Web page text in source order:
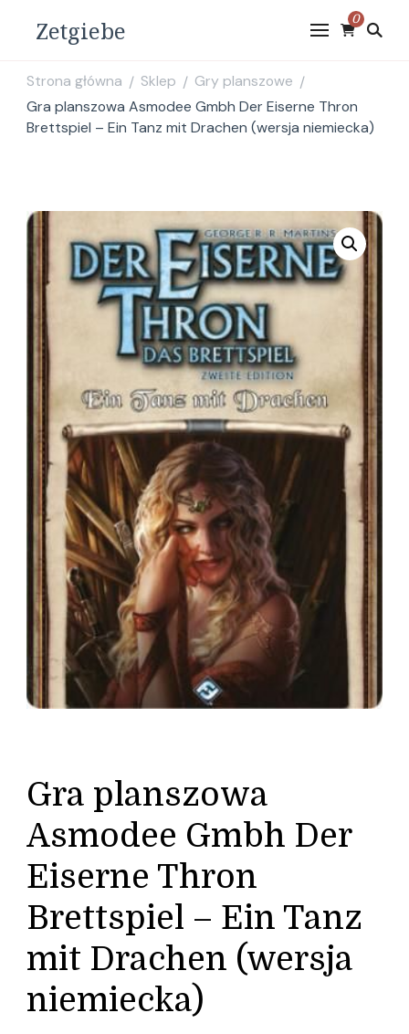
Zetgiebe 0
Strona główna / Sklep / Gry planszowe /
Gra planszowa Asmodee Gmbh Der Eiserne Thron
Brettspiel – Ein Tanz mit Drachen (wersja niemiecka)
Gra planszowa
Asmodee Gmbh Der
Eiserne Thron
Brettspiel – Ein Tanz
mit Drachen (wersja
niemiecka)